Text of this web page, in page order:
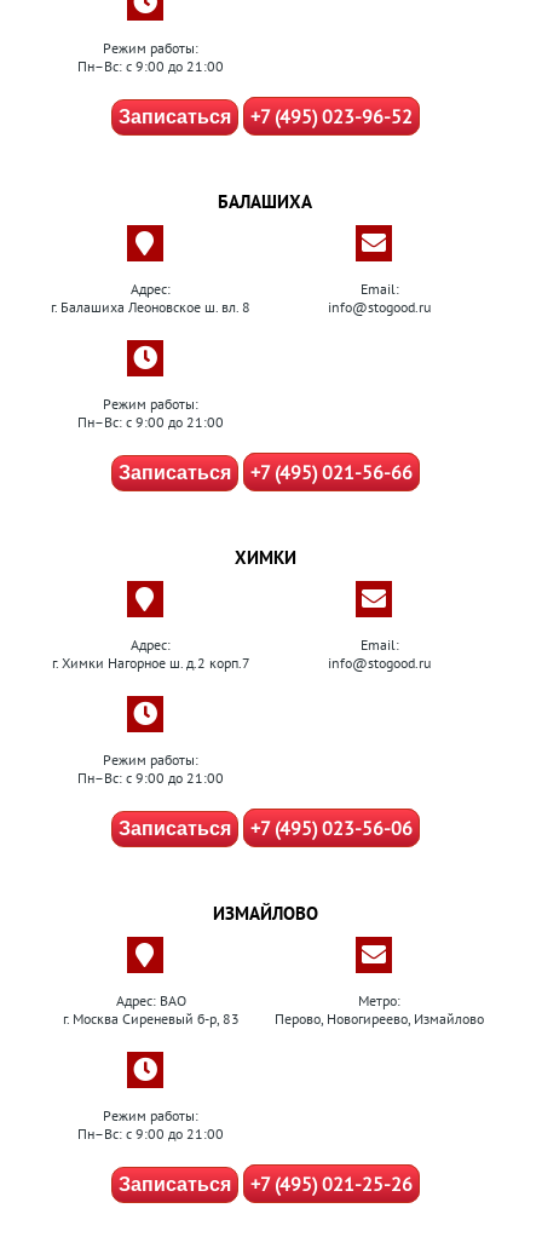
Режим работы:
Пн–Вс: с 9:00 до 21:00
Записаться +7 (495) 023-96-52
БАЛАШИХА
Адрес:
г. Балашиха Леоновское ш. вл. 8
Email:
info@stogood.ru
Режим работы:
Пн–Вс: с 9:00 до 21:00
Записаться +7 (495) 021-56-66
ХИМКИ
Адрес:
г. Химки Нагорное ш. д.2 корп.7
Email:
info@stogood.ru
Режим работы:
Пн–Вс: с 9:00 до 21:00
Записаться +7 (495) 023-56-06
ИЗМАЙЛОВО
Адрес: ВАО
г. Москва Сиреневый б-р, 83
Метро:
Перово, Новогиреево, Измайлово
Режим работы:
Пн–Вс: с 9:00 до 21:00
Записаться +7 (495) 021-25-26